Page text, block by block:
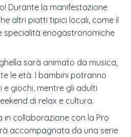
Durante la manifestazione
altri piatti tipici locali, come il
specialità enogastronomiche
sarà animato da musica,
le età. I bambini potranno
giochi, mentre gli adulti
di relax e cultura.
collaborazione con la Pro
accompagnata da una serie